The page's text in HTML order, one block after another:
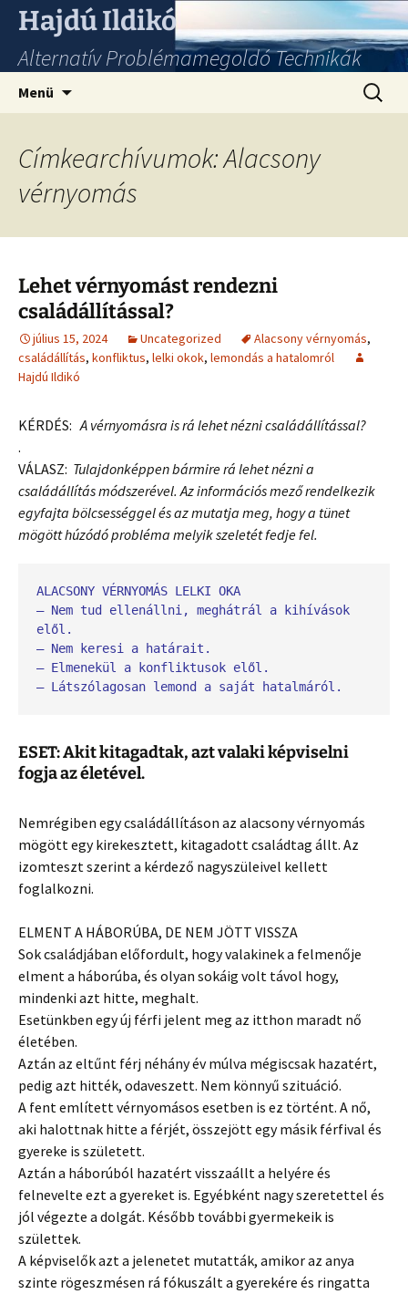
Hajdú Ildikó
Alternatív Problémamegoldó Technikák
Menü
Címkearchívumok: Alacsony
vérnyomás
Lehet vérnyomást rendezni
családállítással?
július 15, 2024 Uncategorized Alacsony vérnyomás,
családállítás, konfliktus, lelki okok, lemondás a hatalomról
Hajdú Ildikó
KÉRDÉS: A vérnyomásra is rá lehet nézni családállítással?
.
VÁLASZ: Tulajdonképpen bármire rá lehet nézni a
családállítás módszerével. Az információs mező rendelkezik
egyfajta bölcsességgel és az mutatja meg, hogy a tünet
mögött húzódó probléma melyik szeletét fedje fel.
ALACSONY VÉRNYOMÁS LELKI OKA
– Nem tud ellenállni, meghátrál a kihívások
elől.
– Nem keresi a határait.
– Elmenekül a konfliktusok elől.
– Látszólagosan lemond a saját hatalmáról.
ESET: Akit kitagadtak, azt valaki képviselni
fogja az életével.
Nemrégiben egy családállításon az alacsony vérnyomás
mögött egy kirekesztett, kitagadott családtag állt. Az
izomteszt szerint a kérdező nagyszüleivel kellett
foglalkozni.
ELMENT A HÁBORÚBA, DE NEM JÖTT VISSZA
Sok családjában előfordult, hogy valakinek a felmenője
elment a háborúba, és olyan sokáig volt távol hogy,
mindenki azt hitte, meghalt.
Esetünkben egy új férfi jelent meg az itthon maradt nő
életében.
Aztán az eltűnt férj néhány év múlva mégiscsak hazatért,
pedig azt hitték, odaveszett. Nem könnyű szituáció.
A fent említett vérnyomásos esetben is ez történt. A nő,
aki halottnak hitte a férjét, összejött egy másik férfival és
gyereke is született.
Aztán a háborúból hazatért visszaállt a helyére és
felnevelte ezt a gyereket is. Egyébként nagy szeretettel és
jól végezte a dolgát. Később további gyermekeik is
születtek.
A képviselők azt a jelenetet mutatták, amikor az anya
szinte rögeszmésen rá fókuszált a gyerekére és ringatta